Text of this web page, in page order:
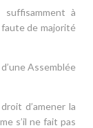
suffisamment à
faute de majorité
Assemblée
d’amener la
s’il ne fait pas